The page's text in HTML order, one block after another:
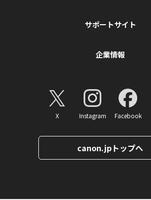
サポートサイト
企業情報
X Instagram Facebook
canon.jpトップへ